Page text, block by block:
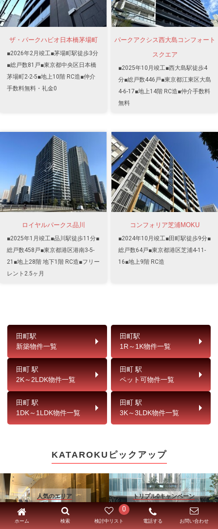
ザ・パークハビオ日本橋茅場町
■2026年2月竣工■茅場町駅徒歩3分
■総戸数81戸■東京都中央区日本橋
茅場町2-2-5■地上10階 RC造■仲介
手数料無料・礼金0
パークアクシス西大島コンフォート
スクエア
■2025年10月竣工■西大島駅徒歩4
分■総戸数446戸■東京都江東区大島
4-6-17■地上14階 RC造■仲介手数料
無料
ロイヤルパークス品川
■2025年1月竣工■品川駅徒歩11分■
総戸数458戸■東京都港区港南3-5-
21■地上28階 地下1階 RC造■フリー
レント2.5ヶ月
コンフォリア芝浦MOKU
■2024年10月竣工■田町駅徒歩9分■
総戸数64戸■東京都港区芝浦4-11-
16■地上9階 RC造
田町駅
新築物件一覧
田町駅
1R～1K物件一覧
田町 駅
2K～2LDK物件一覧
田町 駅
ペット可物件一覧
田町 駅
1DK～1LDK物件一覧
田町 駅
3K～3LDK物件一覧
KATAROKUピックアップ
人気のエリア
詳細はこちら
トリプル0キャンペーン
詳細はこちら
ホーム 検索
0
検討中リスト 電話する お問い合わせ